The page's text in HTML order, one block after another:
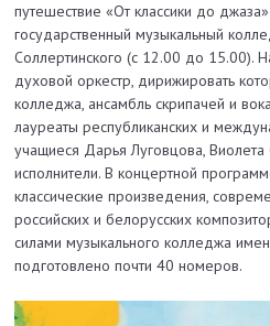
путешествие «От классики до
государственный музыкальный
Соллертинского (с 12.00 до 15.00).
духовой оркестр, дирижировать
колледжа, ансамбль скрипачей и
лауреаты республиканских и
учащиеся Дарья Луговцова,
исполнители. В концертной
классические произведения,
российских и белорусских
силами музыкального колледжа
подготовлено почти 40 номеров.